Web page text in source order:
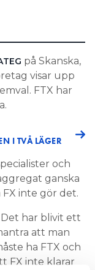
på Skanska,
visar upp
FTX har
I TVÅ LÄGER
och
ganska
inte gör det.
Det har blivit ett
att man
ha FTX och
FX inte klarar